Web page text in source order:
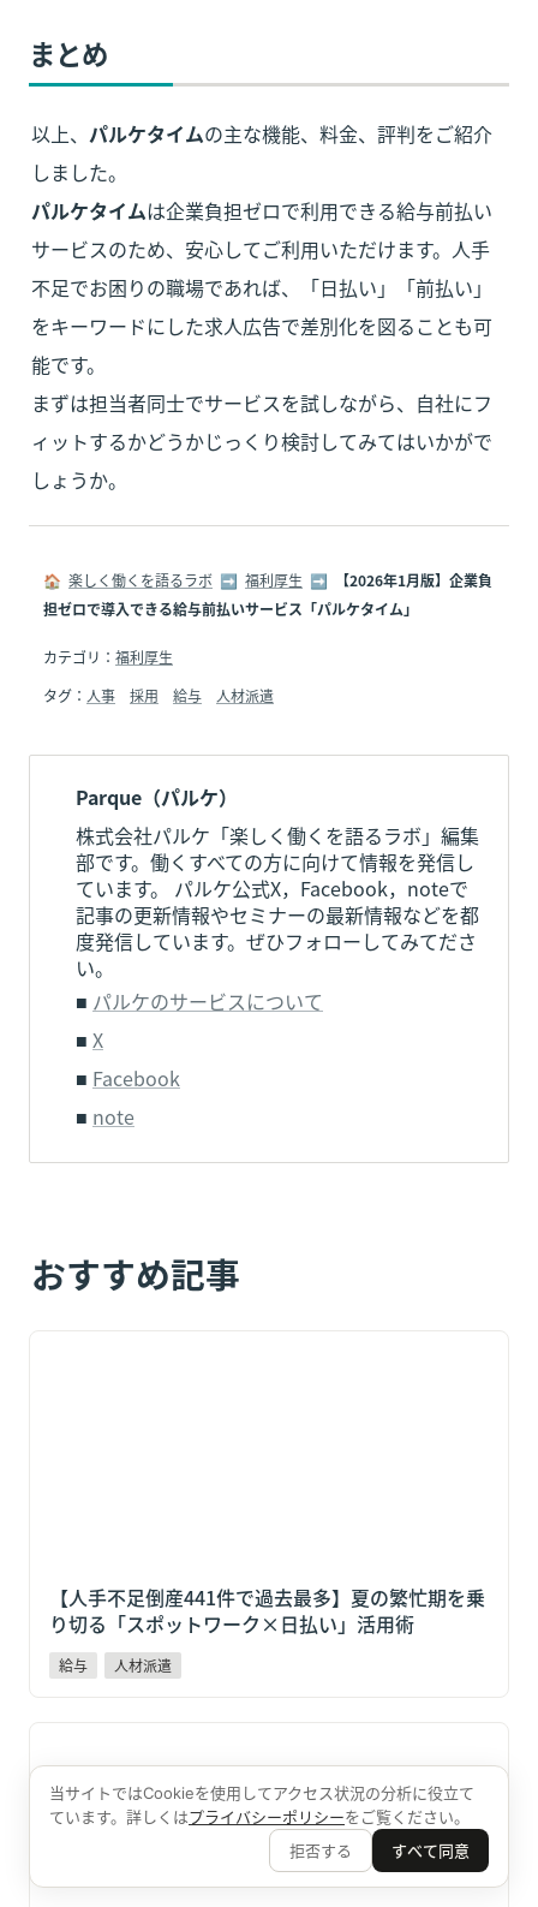
まとめ
以上、 パルケタイムの主な機能、料金、評判をご紹介
パルケタイムは企業負担ゼロで利用できる給与前払い
サービスのため、安心してご利用いただけます。人手
不足でお困りの職場であれば、「日払い」「前払い」
をキーワードにした求人広告で差別化を図ることも可
能です。
まずは担当者同士でサービスを試しながら、自社にフ
ィットするかどうかじっくり検討してみてはいかがで
しょうか。
🏠 楽しく働くを語るラボ
  ➡
福利厚生
  ➡
【2026年1月版】企業負
担ゼロで導入できる給与前払いサービス「パルケタイム」
カテゴリ： 福利厚生
タグ： 人事 採用 給与 人材派遣
Parque（パルケ）
株式会社パルケ「楽しく働くを語るラボ」編集
部です。働くすべての方に向けて情報を発信し
ています。 パルケ公式X，Facebook，noteで
記事の更新情報やセミナーの最新情報などを都
度発信しています。ぜひフォローしてみてださ
い。
■ パルケのサービスについて
■ X
■ Facebook
■ note
おすすめ記事
【人手不足倒産441件で過去最多】夏の繁忙期を乗
り切る「スポットワーク×日払い」活用術
給与 人材派遣
る」ってなぜ？アルムナイ採用と、人材プラットフォー
ム「りぴすけ」という選択肢
当サイトではCookieを使用してアクセス状況の分析に役立て
ています。詳しくはプライバシーポリシーをご覧ください。
拒否する
すべて同意